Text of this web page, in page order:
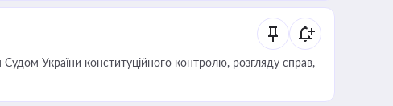
України конституційного контролю, розгляду справ,